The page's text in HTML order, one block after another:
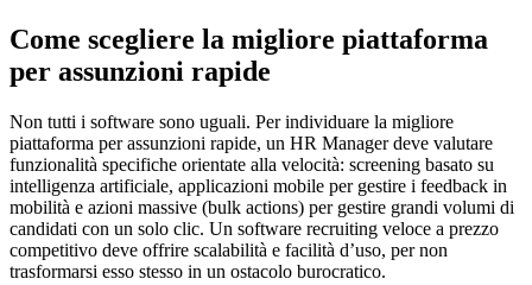
Come scegliere la migliore piattaforma
per assunzioni rapide
Non tutti i software sono uguali. Per individuare la migliore
piattaforma per assunzioni rapide, un HR Manager deve valutare
funzionalità specifiche orientate alla velocità: screening basato su
intelligenza artificiale, applicazioni mobile per gestire i feedback in
mobilità e azioni massive (bulk actions) per gestire grandi volumi di
candidati con un solo clic. Un software recruiting veloce a prezzo
competitivo deve offrire scalabilità e facilità d’uso, per non
trasformarsi esso stesso in un ostacolo burocratico.